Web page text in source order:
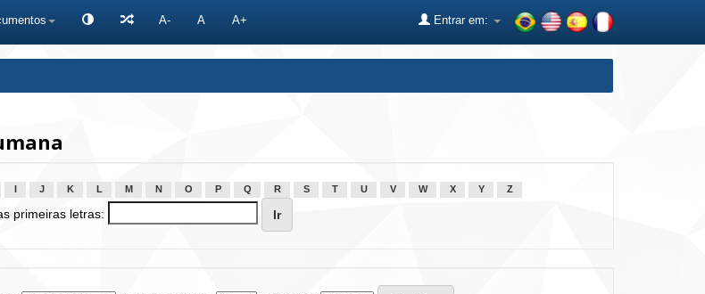
A- A A+ Entrar em:
J K L M N O P Q R S T U V W X Y Z
primeiras letras: